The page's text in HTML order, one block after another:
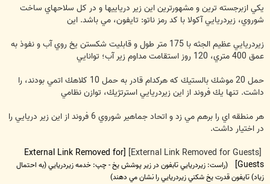
يكي ازبرجسته ترين و مشهورترين اين زير درياييها و در كل سلاحهاي ساخت
شوروي، زيردريايي آكولا با كد رمز ناتو: تايفون، مي باشد. اين
زيردريايي عظيم الجثه با 175 متر طول و قابليت شكستن يخ روي آب و نفوذ به
عمق 400 متري، 120 روز استقامت مداوم زير آب؛ توانايي
حمل 20 موشك بالستيك كه هركدام قادر به حمل 10 كلاهك اتمي بودند، را
داشت. تنها يك فروند از اين زيردريايي استرتژيك، توازن نظامي
هر منطقه اي را برهم مي زد و اتحاد جماهير شوروي 6 فروند از اين زير دريايي را
در اختيار داشت.
[External Link Removed for Guests]
[External Link Removed for
Guests]
(راست: زيردريايي تابفون در زير پوشش يخ - چپ: خدمه زيردريايي (به احتمال
زياد) تايفون قدرت يخ شكني زيردريايي را نشان مي دهند)